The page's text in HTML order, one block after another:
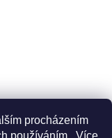
procházením
používáním.. Více